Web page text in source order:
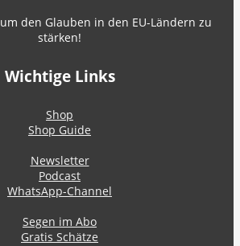
den Glauben in den EU-Ländern zu
stärken!
Wichtige Links
Shop
Shop Guide
Newsletter
Podcast
WhatsApp-Channel
Segen im Abo
Gratis Schätze